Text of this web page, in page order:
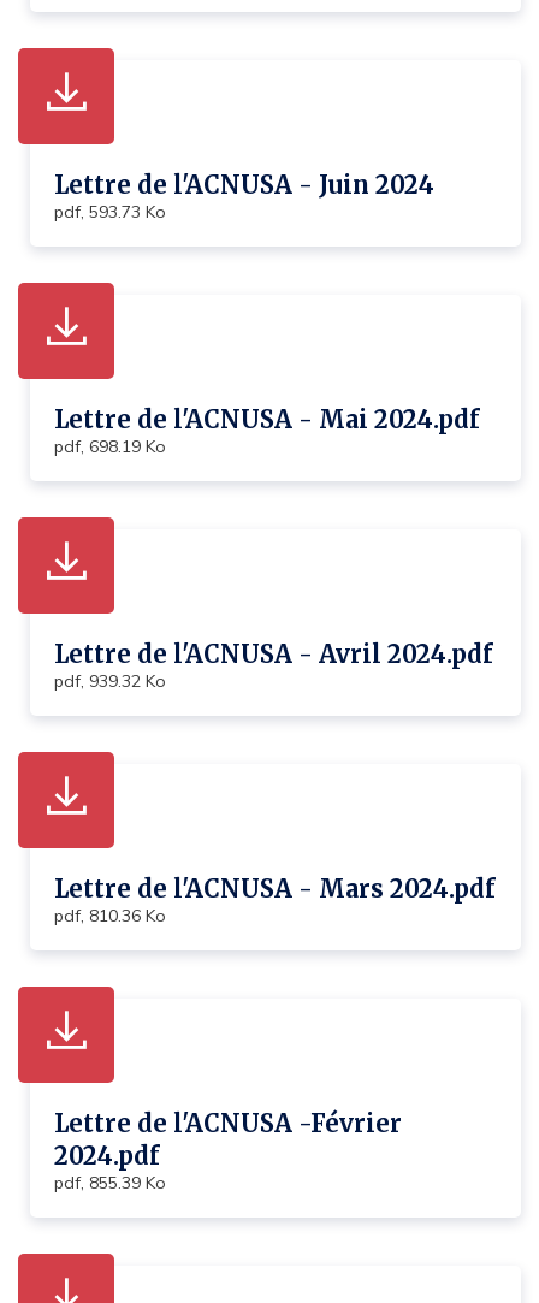
Lettre de l'ACNUSA - Juin 2024
pdf, 593.73 Ko
Lettre de l'ACNUSA - Mai 2024.pdf
pdf, 698.19 Ko
Lettre de l'ACNUSA - Avril 2024.pdf
pdf, 939.32 Ko
Lettre de l'ACNUSA - Mars 2024.pdf
pdf, 810.36 Ko
Lettre de l'ACNUSA -Février
2024.pdf
pdf, 855.39 Ko